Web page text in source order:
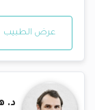
عرض الطبيب
د.